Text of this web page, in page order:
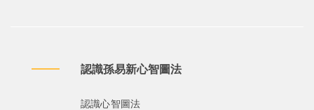
認識孫易新心智圖法
認識心智圖法